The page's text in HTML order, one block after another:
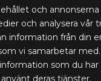
och annonserna
och analysera vår
information från din
vi samarbetar
som du har
deras tjänster.